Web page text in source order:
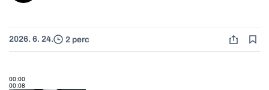
2026. 6. 24. 2 perc
00:00
00:08